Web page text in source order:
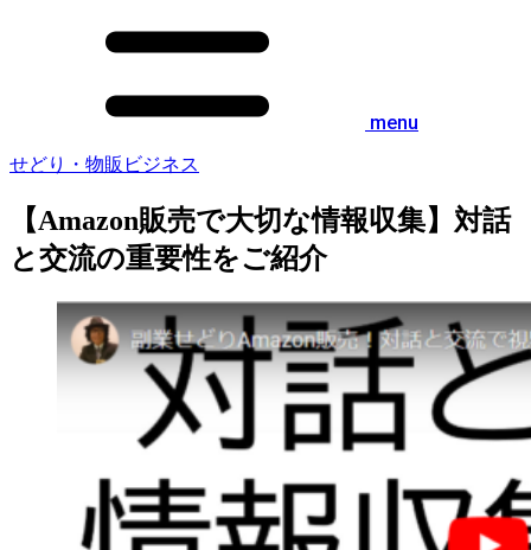
menu
せどり・物販ビジネス
【Amazon販売で大切な情報収集】対話
と交流の重要性をご紹介